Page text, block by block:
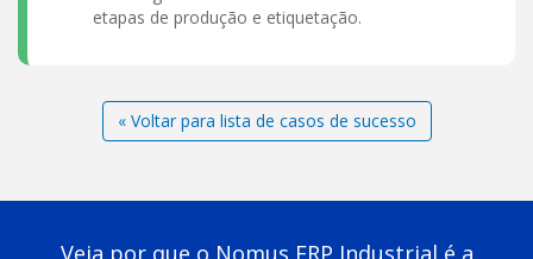
etapas de produção e etiquetação.
« Voltar para lista de casos de sucesso
Veja por que o Nomus ERP Industrial é a